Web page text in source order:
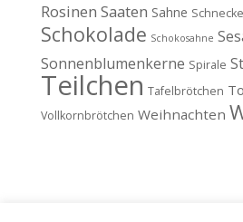
Rosinen Saaten Sahne
Schokolade Schokosahne
Sonnenblumenkerne Spirale
Teilchen Tafelbrötchen
Vollkornbrötchen Weihnachten